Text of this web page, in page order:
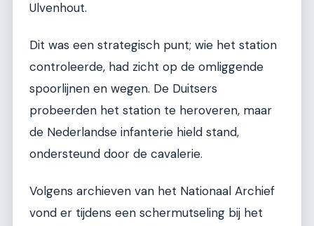
Ulvenhout.
Dit was een strategisch punt; wie het station
controleerde, had zicht op de omliggende
spoorlijnen en wegen. De Duitsers
probeerden het station te heroveren, maar
de Nederlandse infanterie hield stand,
ondersteund door de cavalerie.
Volgens archieven van het Nationaal Archief
vond er tijdens een schermutseling bij het